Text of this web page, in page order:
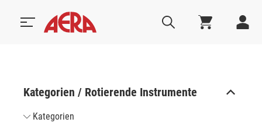
Kategorien / Rotierende Instrumente
Kategorien